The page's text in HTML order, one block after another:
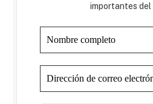
importantes del